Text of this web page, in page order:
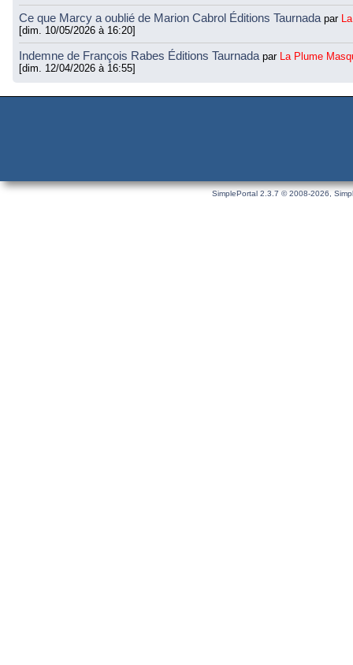
Ce que Marcy a oublié de Marion Cabrol Éditions Taurnada par
[dim. 10/05/2026 à 16:20]
Indemne de François Rabes Éditions Taurnada par La Plume
[dim. 12/04/2026 à 16:55]
SimplePortal 2.3.7 © 2008-2026,